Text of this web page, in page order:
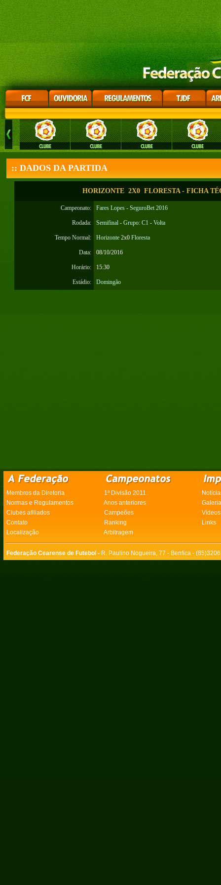
:: DADOS DA PARTIDA
HORIZONTE 2X0 FLORESTA - FICHA
Campeonato: Fares Lopes - SeguroBet 2016
Rodada: Semifinal - Grupo: C1 - Volta
Tempo Normal: Horizonte 2x0 Floresta
Data: 08/10/2016
Horário: 15:30
Estádio: Domingão
Membros da Diretoria 1ª Divisão 2011
Normas e Regulamentos
Anos anteriores
Clubes afiliados
Campeões
Vídeos
Contato
Ranking
Links
Localização
Arbitragem
Federação Cearense de Futebol - R. Paulino Nogueira, 77 - Benfica -